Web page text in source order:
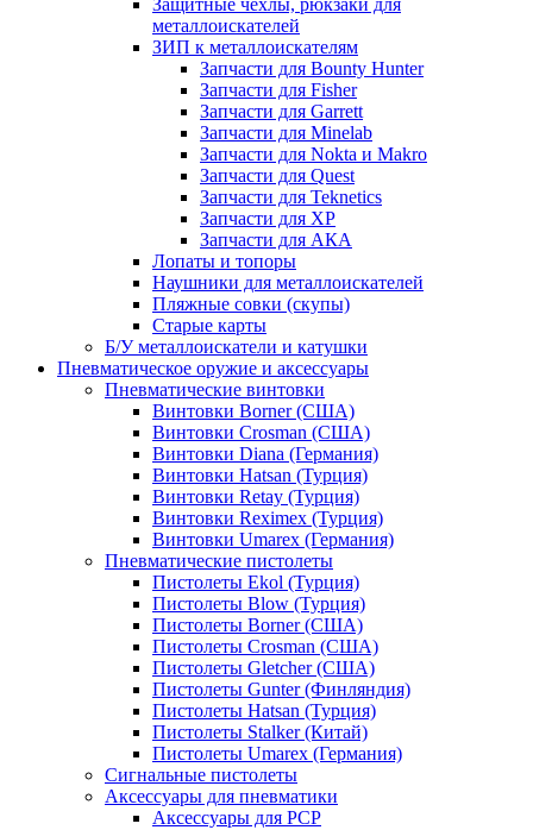
металлоискателей
ЗИП к металлоискателям
Запчасти для Bounty Hunter
Запчасти для Fisher
Запчасти для Garrett
Запчасти для Minelab
Запчасти для Nokta и Makro
Запчасти для Quest
Запчасти для Teknetics
Запчасти для XP
Запчасти для АКА
Лопаты и топоры
Наушники для металлоискателей
Пляжные совки (скупы)
Старые карты
Б/У металлоискатели и катушки
Пневматическое оружие и аксессуары
Пневматические винтовки
Винтовки Borner (США)
Винтовки Crosman (США)
Винтовки Diana (Германия)
Винтовки Hatsan (Турция)
Винтовки Retay (Турция)
Винтовки Reximex (Турция)
Винтовки Umarex (Германия)
Пневматические пистолеты
Пистолеты Ekol (Турция)
Пистолеты Blow (Турция)
Пистолеты Borner (США)
Пистолеты Crosman (США)
Пистолеты Gletcher (США)
Пистолеты Gunter (Финляндия)
Пистолеты Hatsan (Турция)
Пистолеты Stalker (Китай)
Пистолеты Umarex (Германия)
Сигнальные пистолеты
Аксессуары для пневматики
Аксессуары для PCP